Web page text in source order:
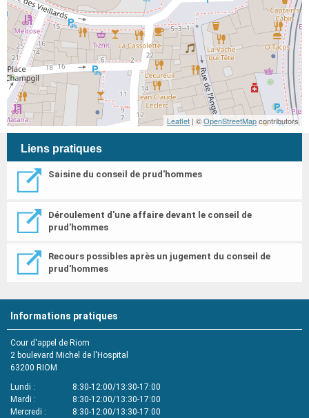
Leaflet | ©OpenStreetMapcontributors
Liens pratiques
Saisine du conseil de prud'hommes
Déroulement d'une affaire devant le conseil de
prud'hommes
Recours possibles après un jugement du conseil de
prud'hommes
Informations pratiques
Cour d'appel de Riom
2 boulevard Michel de l'Hospital
63200 RIOM
Lundi
8:30-12:00/13:30-17:00
Mardi
8:30-12:00/13:30-17:00
Mercredi
8:30-12:00/13:30-17:00